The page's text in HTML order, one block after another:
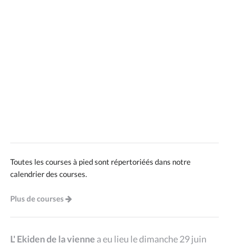
Toutes les courses à pied sont répertoriéés dans notre
calendrier des courses.
Plus de courses
L' Ekiden de la vienne a eu lieu le dimanche 29 juin